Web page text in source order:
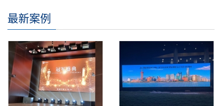
最新案例